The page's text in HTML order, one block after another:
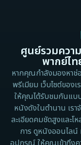
ศูนย์รวมควา
พากย์ไ
หากคุณกำลังมองหา
พรีเมียม เว็บไซต์ของ
ให้คุณได้รับชมกันแบบ
หนังดังในตำนาน เร
ละเอียดคมชัดสูงและโ
การ ดูหนังออนไลน์